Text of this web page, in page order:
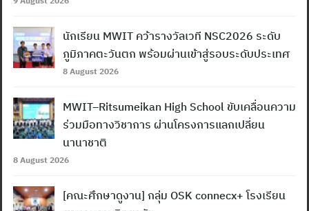
นักเรียน MWIT คว้ารางวัลเวที NSC2026 ระดับ
ภูมิภาคตะวันตก พร้อมผ่านเข้าสู่รอบระดับประเทศ
8 August 2026
MWIT–Ritsumeikan High School ขับเคลื่อนความ
ร่วมมือทางวิชาการ ผ่านโครงการแลกเปลี่ยน
นานาชาติ
8 August 2026
[คณะศึกษาดูงาน] กลุ่ม OSK connecx+ โรงเรียน